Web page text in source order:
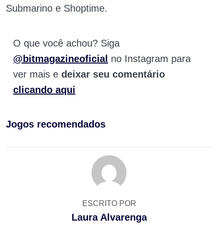
Submarino e Shoptime.
O que você achou? Siga
@bitmagazineoficial no Instagram para
ver mais e deixar seu comentário
clicando aqui
Jogos recomendados
ESCRITO POR
Laura Alvarenga